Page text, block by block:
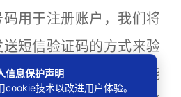
用于注册账户，我们将
短信验证码的方式来验
；此类信息属于该功能
信息保护声明
技术以改进用户体验。